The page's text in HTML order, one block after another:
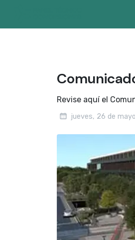
Revise aquí el
jueves, 26 de